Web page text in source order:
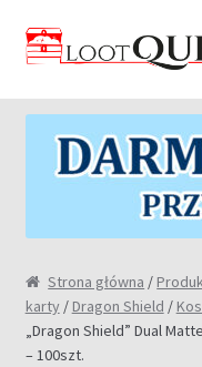
do
nawigacji
do
treści
Strona główna /
karty / Dragon Shield /
„Dragon Shield” Dual
– 100szt.